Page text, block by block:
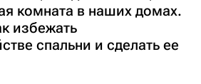
комната в наших домах.
избежать
спальни и сделать ее